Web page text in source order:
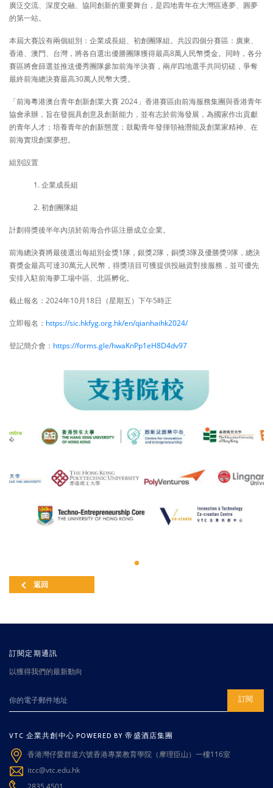
廣泛交流、深度交融、協同創新的重要舞台，是四地青年在大灣區逐夢、圓夢
的第一站。
本屆大賽設有兩個組別：企業成長組、初創團隊組。共設四個分賽區：廣東、
香港、澳門、台灣，將各自選出優勝團隊獲得最高8萬人民幣獎金。同時，各分
賽區將會篩選並推送優秀團隊參加前海半決賽，兩岸四地選手共同切磋，爭奪
最終前海總決賽最高30萬人民幣大獎。
「前海粵港澳台青年創新創業大賽 2024」香港賽區由前海服務集團與香港青年
協會承辦，旨在發掘具創意及創新能力，並有志於前海發展，為國家作出貢獻
的青年人才；培養青年的創新態度；鼓勵青年發揮領袖潛能及創業家精神、在
前海實現創業夢想。
組別設置
1. 企業成長組
2. 初創團隊組
計劃得獎後半年內須於前海合作區注册成立企業。
前海總決賽將最後選出每組別金獎1隊，銀獎2隊，銅獎3隊及優勝獎9隊，總決
賽獎金最高可達30萬元人民幣，得獎項目可獲提供投融資對接服務，並可優先
安排入駐前海夢工場中區、北區孵化。
截止報名：2024年10月18日（星期五）下午5時正
立即報名： https://sic.hkfyg.org.hk/en/qianhaihk2024/
登記簡介會： https://forms.gle/hwaKnPp1eH8D4dv97
返回
訂閱定期通訊
以獲得我們的最新動向
訂閱
VTC 企業共創中心 POWERED BY 帝盛酒店集團
香港灣仔愛群道六號香港專業教育學院（摩理臣山）一樓116室
itcc@vtc.edu.hk